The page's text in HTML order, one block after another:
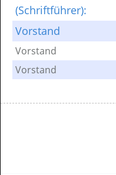
(Schriftführer):
Vorstand
Vorstand
Vorstand